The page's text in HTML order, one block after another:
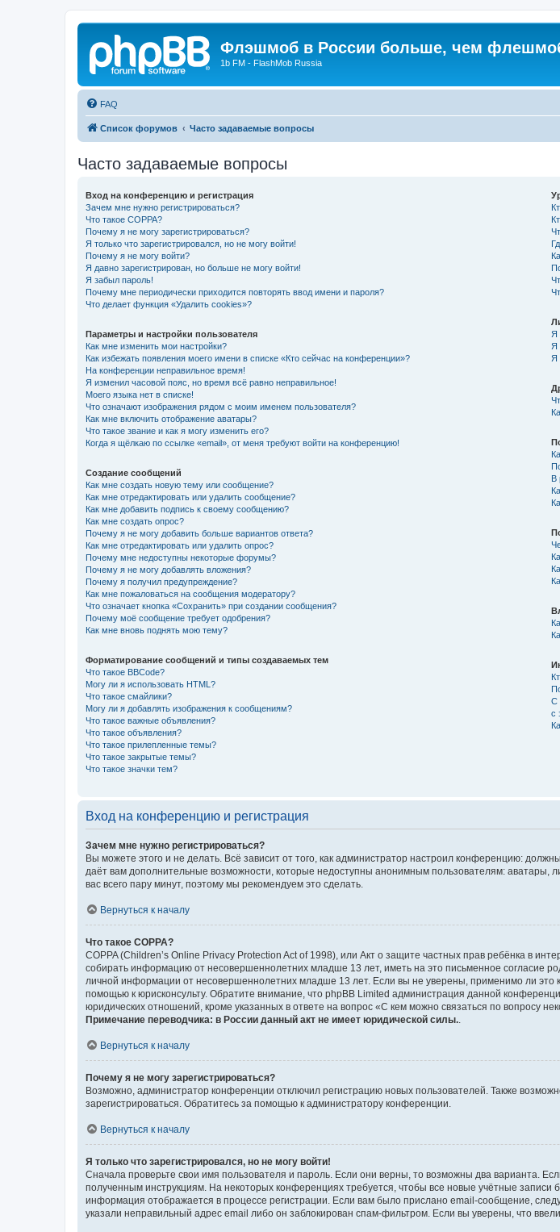
Флэшмоб в России больше, чем
1b FM - FlashMob Russia
FAQ
Список форумов Часто задаваемые вопросы
Часто задаваемые вопросы
Вход на конференцию и регистрация
Зачем мне нужно регистрироваться?
Что такое COPPA?
Почему я не могу зарегистрироваться?
Я только что зарегистрировался, но не могу войти!
Почему я не могу войти?
Я давно зарегистрирован, но больше не могу войти!
Я забыл пароль!
Почему мне периодически приходится повторять ввод имени и пароля?
Что делает функция «Удалить cookies»?
Параметры и настройки пользователя
Как мне изменить мои настройки?
Как избежать появления моего имени в списке «Кто сейчас на конференции»?
На конференции неправильное время!
Я изменил часовой пояс, но время всё равно неправильное!
Моего языка нет в списке!
Что означают изображения рядом с моим именем пользователя?
Как мне включить отображение аватары?
Что такое звание и как я могу изменить его?
Когда я щёлкаю по ссылке «email», от меня требуют войти на конференцию!
Создание сообщений
Как мне создать новую тему или сообщение?
Как мне отредактировать или удалить сообщение?
Как мне добавить подпись к своему сообщению?
Как мне создать опрос?
Почему я не могу добавить больше вариантов ответа?
Как мне отредактировать или удалить опрос?
Почему мне недоступны некоторые форумы?
Почему я не могу добавлять вложения?
Почему я получил предупреждение?
Как мне пожаловаться на сообщения модератору?
Что означает кнопка «Сохранить» при создании сообщения?
Почему моё сообщение требует одобрения?
Как мне вновь поднять мою тему?
Форматирование сообщений и типы создаваемых тем
Что такое BBCode?
Могу ли я использовать HTML?
Что такое смайлики?
Могу ли я добавлять изображения к сообщениям?
Что такое важные объявления?
Что такое объявления?
Что такое прилепленные темы?
Что такое закрытые темы?
Что такое значки тем?
Я
Я
Я
В
С
с
Вход на конференцию и регистрация
Зачем мне нужно регистрироваться?
Вы можете этого и не делать. Всё зависит от того, как администратор настроил конференцию:
даёт вам дополнительные возможности, которые недоступны анонимным пользователям: аватары,
вас всего пару минут, поэтому мы рекомендуем это сделать.
Вернуться к началу
Что такое COPPA?
COPPA (Children’s Online Privacy Protection Act of 1998), или Акт о защите частных прав ребёнка в
собирать информацию от несовершеннолетних младше 13 лет, иметь на это письменное согласие
личной информации от несовершеннолетних младше 13 лет. Если вы не уверены, применимо ли это
помощью к юрисконсульту. Обратите внимание, что phpBB Limited администрация данной
юридических отношений, кроме указанных в ответе на вопрос «С кем можно связаться по вопросу
Примечание переводчика: в России данный акт не имеет юридической силы.
Вернуться к началу
Почему я не могу зарегистрироваться?
Возможно, администратор конференции отключил регистрацию новых пользователей. Также
зарегистрироваться. Обратитесь за помощью к администратору конференции.
Вернуться к началу
Я только что зарегистрировался, но не могу войти!
Сначала проверьте свои имя пользователя и пароль. Если они верны, то возможны два варианта.
полученным инструкциям. На некоторых конференциях требуется, чтобы все новые учётные
информация отображается в процессе регистрации. Если вам было прислано email-сообщение,
указали неправильный адрес email либо он заблокирован спам-фильтром. Если вы уверены, что